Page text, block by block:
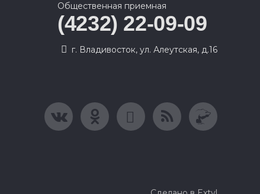
Общественная приемная
(4232) 22-09-09
г. Владивосток, ул. Алеутская, д.16